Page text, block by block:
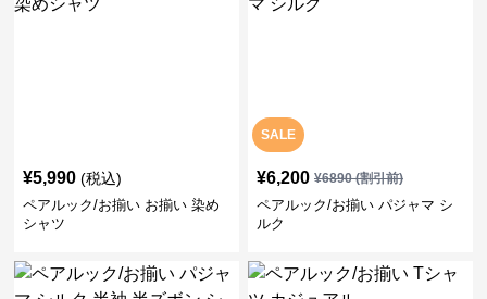
¥5,990 (税込)
ペアルック/お揃い お揃い 染め
シャツ
SALE
¥6,200 ¥6890(割引前)
ペアルック/お揃い パジャマ シ
ルク